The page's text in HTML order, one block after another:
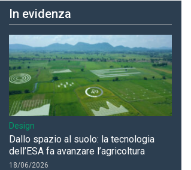
In evidenza
Design
Dallo spazio al suolo: la tecnologia
dell’ESA fa avanzare l’agricoltura
18/06/2026